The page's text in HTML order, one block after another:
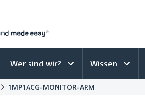
Wer sind wir? Wissen
1MP1ACG-MONITOR-ARM